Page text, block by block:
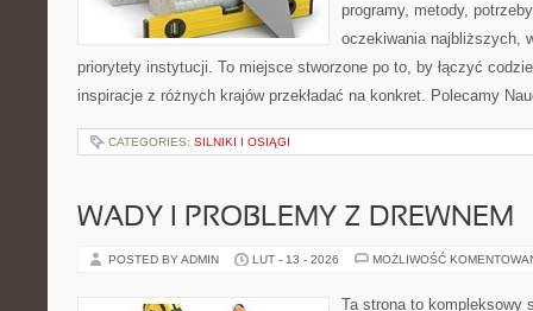
programy, metody,
oczekiwania najbliższych,
priorytety instytucji. To miejsce stworzone po to, by łączyć
inspiracje z różnych krajów przekładać na konkret. Polecamy
CATEGORIES: SILNIKI I OSIĄGI
WADY I PROBLEMY Z DREWNEM
POSTED BY ADMIN LUT - 13 - 2026 MOŻLIWOŚĆ
Ta strona to kompleksowy